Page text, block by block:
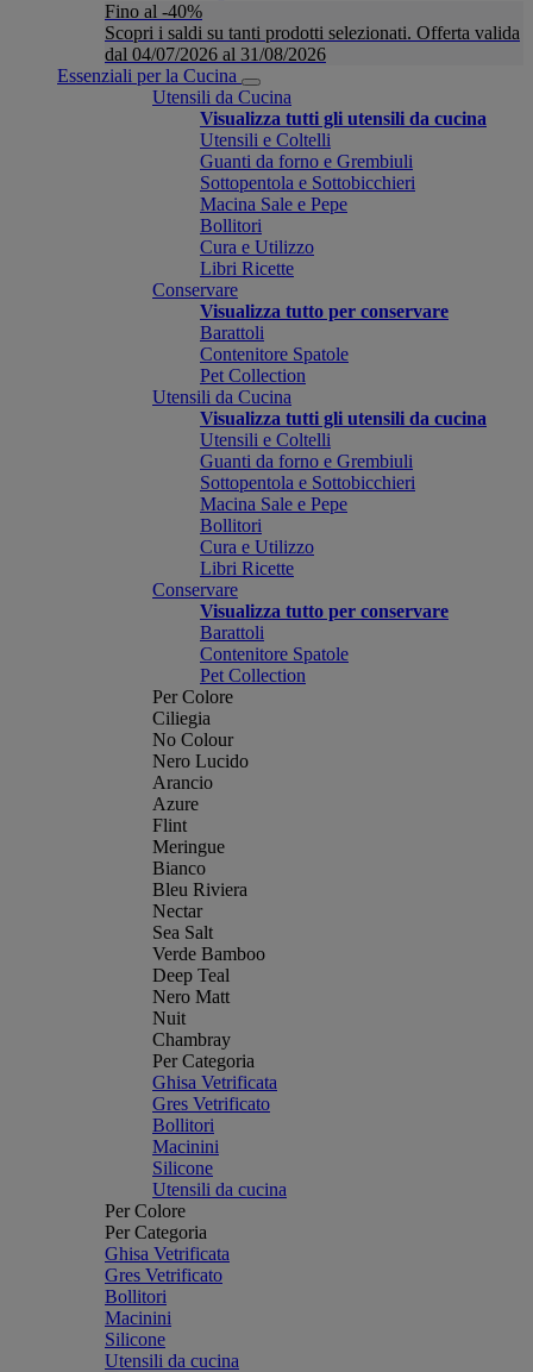
Fino al -40%
Scopri i saldi su tanti prodotti selezionati. Offerta valida
dal 04/07/2026 al 31/08/2026
Essenziali per la Cucina
Utensili da Cucina
Visualizza tutti gli utensili da cucina
Utensili e Coltelli
Guanti da forno e Grembiuli
Sottopentola e Sottobicchieri
Macina Sale e Pepe
Bollitori
Cura e Utilizzo
Libri Ricette
Conservare
Visualizza tutto per conservare
Barattoli
Contenitore Spatole
Pet Collection
Utensili da Cucina
Visualizza tutti gli utensili da cucina
Utensili e Coltelli
Guanti da forno e Grembiuli
Sottopentola e Sottobicchieri
Macina Sale e Pepe
Bollitori
Cura e Utilizzo
Libri Ricette
Conservare
Visualizza tutto per conservare
Barattoli
Contenitore Spatole
Pet Collection
Per Colore
Ciliegia
No Colour
Nero Lucido
Arancio
Azure
Flint
Meringue
Bianco
Bleu Riviera
Nectar
Sea Salt
Verde Bamboo
Deep Teal
Nero Matt
Nuit
Chambray
Per Categoria
Ghisa Vetrificata
Gres Vetrificato
Bollitori
Macinini
Silicone
Utensili da cucina
Per Colore
Per Categoria
Ghisa Vetrificata
Gres Vetrificato
Bollitori
Macinini
Silicone
Utensili da cucina